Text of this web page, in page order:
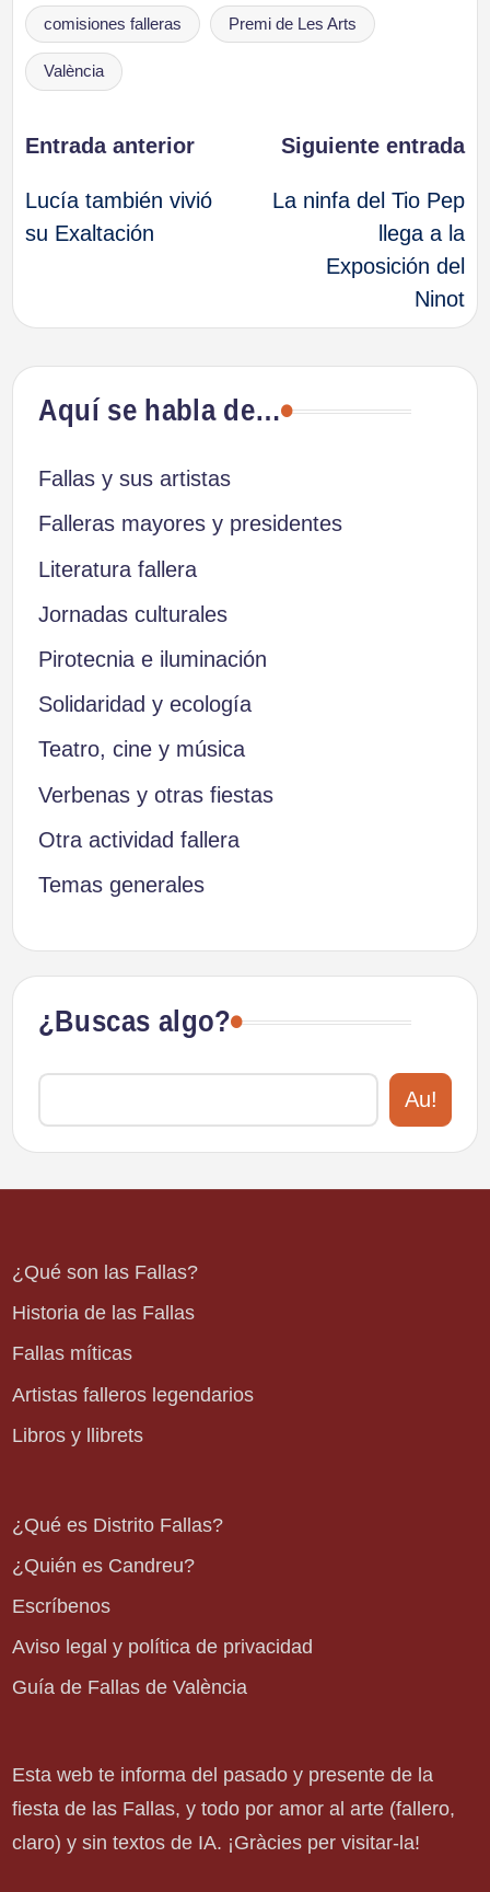
Etiquetas:
comisiones falleras Premi de Les Arts
València
Navegación
de
Entrada anterior
Lucía también vivió
su Exaltación
Siguiente entrada
La ninfa del Tio Pep
llega a la
Exposición del
Ninot
Aquí se habla de…
Fallas y sus artistas
Falleras mayores y presidentes
Literatura fallera
Jornadas culturales
Pirotecnia e iluminación
Solidaridad y ecología
Teatro, cine y música
Verbenas y otras fiestas
Otra actividad fallera
Temas generales
¿Buscas algo?
Au!
¿Qué son las Fallas?
Historia de las Fallas
Fallas míticas
Artistas falleros legendarios
Libros y llibrets
¿Qué es Distrito Fallas?
¿Quién es Candreu?
Escríbenos
Aviso legal y política de privacidad
Guía de Fallas de València
Esta web te informa del pasado y presente de la
fiesta de las Fallas, y todo por amor al arte (fallero,
claro) y sin textos de IA. ¡Gràcies per visitar-la!